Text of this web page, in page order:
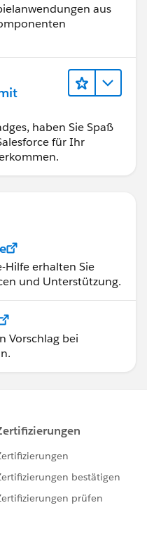
aus
haben Sie Spaß
für Ihr
Hilfe erhalten Sie
und Unterstützung.
Vorschlag bei